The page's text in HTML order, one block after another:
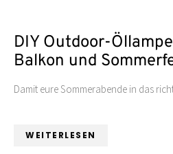
DIY Outdoor-
Balkon und
Damit eure Sommerabende in das
WEITERLESEN